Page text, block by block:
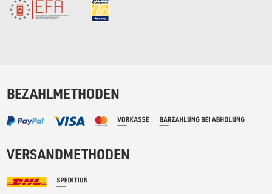
BEZAHLMETHODEN
VERSANDMETHODEN